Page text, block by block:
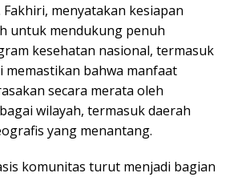
menyatakan kesiapan
untuk mendukung penuh
kesehatan nasional, termasuk
memastikan bahwa manfaat
secara merata oleh
wilayah, termasuk daerah
yang menantang.
komunitas turut menjadi bagian